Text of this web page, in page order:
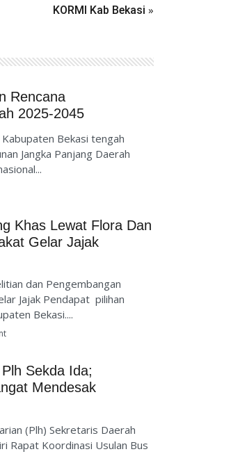
KORMI Kab Bekasi »
Rencana
2025-2045
Bekasi tengah
Jangka Panjang Daerah
Khas Lewat Flora Dan
Gelar Jajak
dan Pengembangan
Jajak Pendapat pilihan
Bekasi....
Sekda Ida;
Mendesak
(Plh) Sekretaris Daerah
Rapat Koordinasi Usulan Bus